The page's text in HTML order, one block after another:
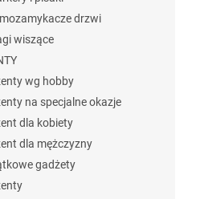
drzwi
wiszące
wg hobby
na specjalne okazje
dla kobiety
dla mężczyzny
gadżety